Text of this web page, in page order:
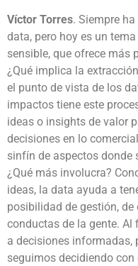
Víctor Torres. Siempre
data, pero hoy es un
sensible, que ofrece más
¿Qué implica la
el punto de vista de los
impactos tiene este
ideas o insights de valor
decisiones en lo
sinfín de aspectos donde
¿Qué más involucra?
ideas, la data ayuda a
posibilidad de gestión,
conductas de la gente. Al
a decisiones informadas,
seguimos decidiendo